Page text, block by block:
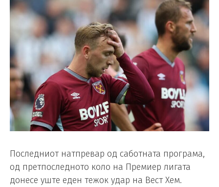
Последниот натпревар од саботната програма,
од претпоследното коло на Премиер лигата
донесе уште еден тежок удар на Вест Хем.